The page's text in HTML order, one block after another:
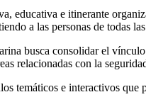
educativa e itinerante
a las personas de todas
busca consolidar el
relacionadas con la
temáticos e interactivos